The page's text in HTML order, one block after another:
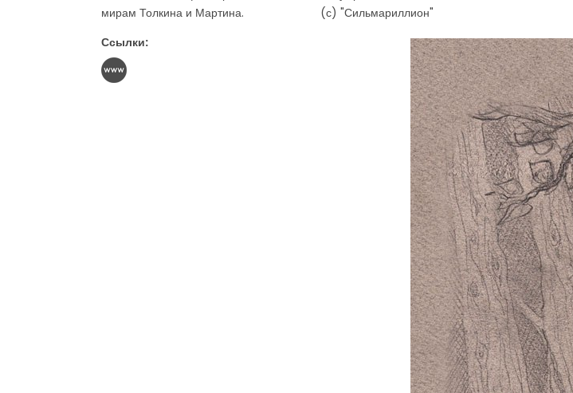
мирам Толкина и Мартина.
Ссылки:
(с) "Сильмариллион"